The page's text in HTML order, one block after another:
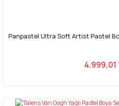
Panpastel Ultra Soft Artist Pastel
4.999,01